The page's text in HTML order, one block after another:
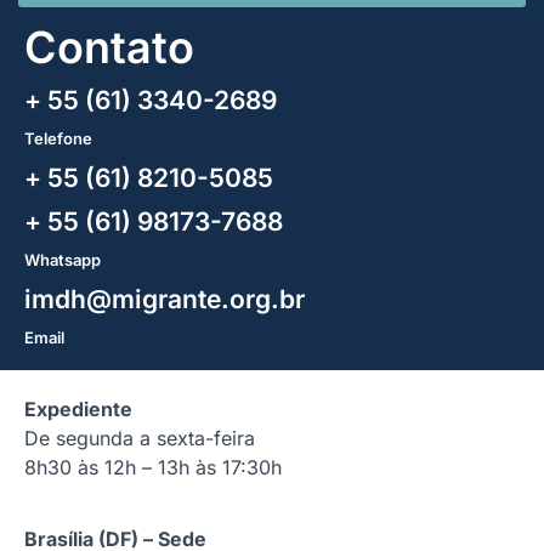
Contato
+ 55 (61) 3340-2689
Telefone
+ 55 (61) 8210-5085
+ 55 (61) 98173-7688
Whatsapp
imdh@migrante.org.br
Email
Expediente
De segunda a sexta-feira
8h30 às 12h – 13h às 17:30h
Brasília (DF) – Sede